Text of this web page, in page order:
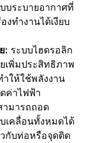
บระบายอากาศที่
งทำงานได้เงียบ
: ระบบไฮดรอลิก
เพิ่มประสิทธิภาพ
ให้ใช้พลังงาน
ค่าไฟฟ้า
ามารถถอด
เคลื่อนทั้งหมดได้
วกับท่อหรือจุดติด